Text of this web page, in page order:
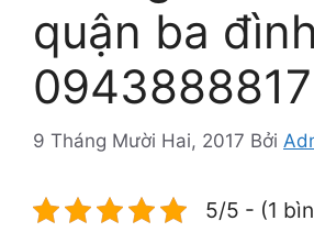
quận ba
0943888817
9 Tháng Mười Hai, 2017 Bởi
5/5 - (1